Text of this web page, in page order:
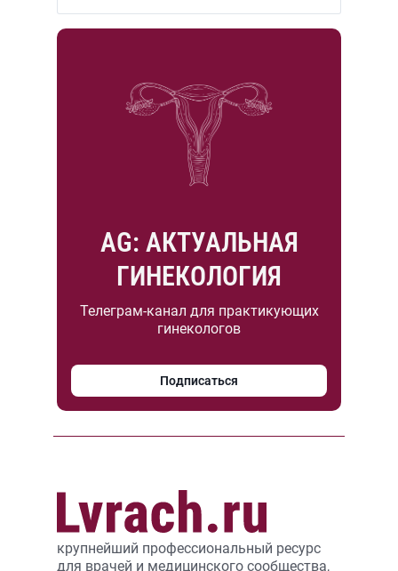
AG: АКТУАЛЬНАЯ
ГИНЕКОЛОГИЯ
Телеграм-канал для практикующих
гинекологов
Подписаться
крупнейший профессиональный ресурс
для врачей и медицинского сообщества,